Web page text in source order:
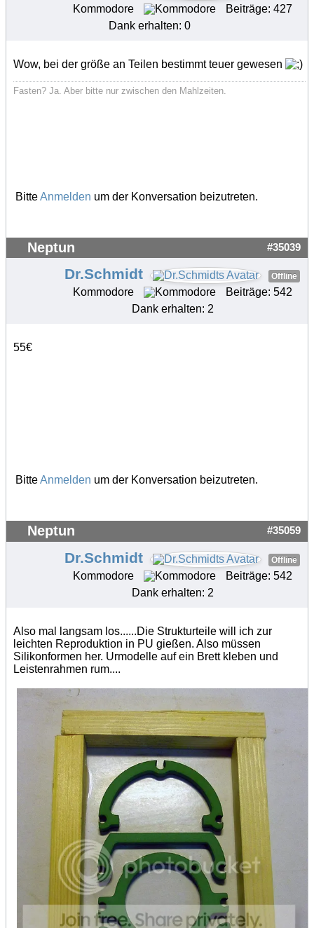
Kommodore
Beiträge: 427
Dank erhalten: 0
Wow, bei der größe an Teilen bestimmt teuer gewesen
Fasten? Ja. Aber bitte nur zwischen den Mahlzeiten.
BitteAnmelden um der Konversation beizutreten.
Neptun #35039
Dr.Schmidt Offline
Kommodore
Beiträge: 542
Dank erhalten: 2
55€
BitteAnmelden um der Konversation beizutreten.
Neptun #35059
Dr.Schmidt Offline
Kommodore
Beiträge: 542
Dank erhalten: 2
Also mal langsam los......Die Strukturteile will ich zur
leichten Reproduktion in PU gießen. Also müssen
Silikonformen her. Urmodelle auf ein Brett kleben und
Leistenrahmen rum....